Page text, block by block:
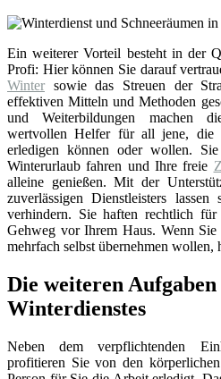
Ein weiterer Vorteil besteht in der
Profi: Hier können Sie darauf
Winter sowie das Streuen der
effektiven Mitteln und Methoden
und Weiterbildungen machen
wertvollen Helfer für all jene, die
erledigen können oder wollen.
Winterurlaub fahren und Ihre freie
alleine genießen. Mit der
zuverlässigen Dienstleisters
verhindern. Sie haften rechtlich für
Gehweg vor Ihrem Haus. Wenn
mehrfach selbst übernehmen wollen,
Die weiteren
Winterdienstes
Neben dem verpflichtenden
profitieren Sie von den